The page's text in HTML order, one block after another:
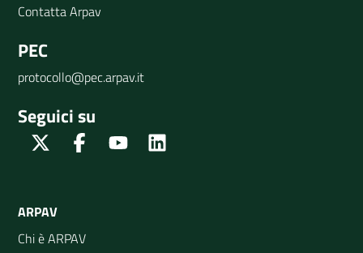
Contatta Arpav
PEC
protocollo@pec.arpav.it
Seguici su
Twitter FacebookYoutube
ARPAV
Chi è ARPAV